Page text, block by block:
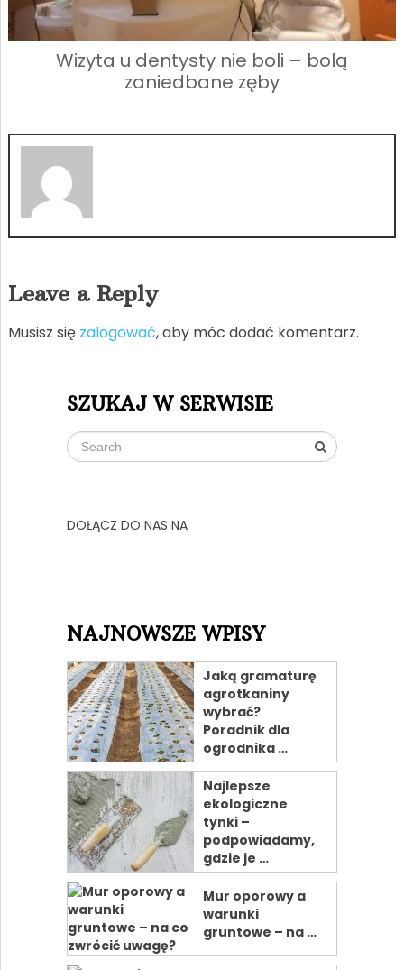
Wizyta u dentysty nie boli – bolą
zaniedbane zęby
Leave a Reply
Musisz się zalogować, aby móc dodać komentarz.
SZUKAJ W SERWISIE
DOŁĄCZ DO NAS NA
NAJNOWSZE WPISY
Jaką gramaturę
agrotkaniny
wybrać?
Poradnik dla
ogrodnika …
Najlepsze
ekologiczne
tynki –
podpowiadamy,
gdzie je …
Mur oporowy a
warunki
gruntowe – na …